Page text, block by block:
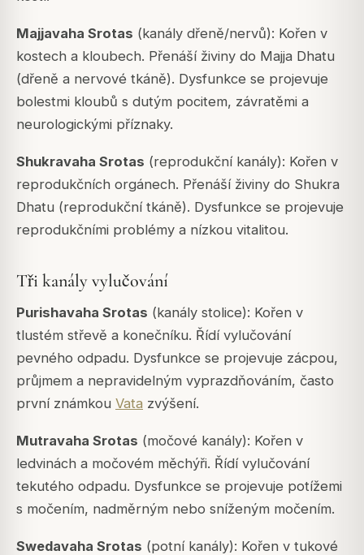
Majjavaha Srotas (kanály dřeně/nervů): Kořen v
kostech a kloubech. Přenáší živiny do Majja Dhatu
(dřeně a nervové tkáně). Dysfunkce se projevuje
bolestmi kloubů s dutým pocitem, závratěmi a
neurologickými příznaky.
Shukravaha Srotas (reprodukční kanály): Kořen v
reprodukčních orgánech. Přenáší živiny do Shukra
Dhatu (reprodukční tkáně). Dysfunkce se projevuje
reprodukčními problémy a nízkou vitalitou.
Tři kanály vylučování
Purishavaha Srotas (kanály stolice): Kořen v
tlustém střevě a konečníku. Řídí vylučování
pevného odpadu. Dysfunkce se projevuje zácpou,
průjmem a nepravidelným vyprazdňováním, často
první známkou Vata zvýšení.
Mutravaha Srotas (močové kanály): Kořen v
ledvinách a močovém měchýři. Řídí vylučování
tekutého odpadu. Dysfunkce se projevuje potížemi
s močením, nadměrným nebo sníženým močením.
Swedavaha Srotas (potní kanály): Kořen v tukové